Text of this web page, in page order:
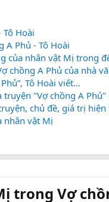
Hoài
A Phủ - Tô Hoài
của nhân vật Mị trong
chồng A Phủ của nhà
Tô Hoài viết...
"Vợ chồng A
chủ đề, giá trị
nhân vật Mị
trong Vợ